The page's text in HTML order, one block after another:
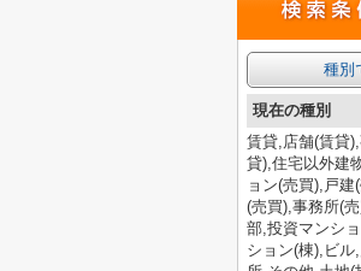
種別
現在の種別
賃貸,店舗(賃貸
貸),住宅以外建
ョン(売買),戸
(売買),事務所(
部,投資マンシ
ション(棟),ビ